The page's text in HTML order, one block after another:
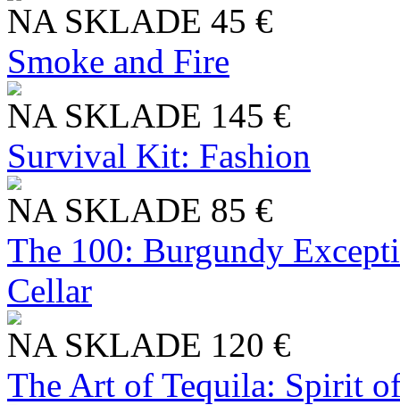
NA SKLADE 45 €
Smoke and Fire
NA SKLADE 145 €
Survival Kit: Fashion
NA SKLADE 85 €
The 100: Burgundy
Cellar
NA SKLADE 120 €
The Art of Tequila: Spirit